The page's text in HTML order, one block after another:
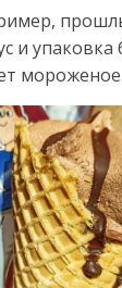
упаковка
мороженое.